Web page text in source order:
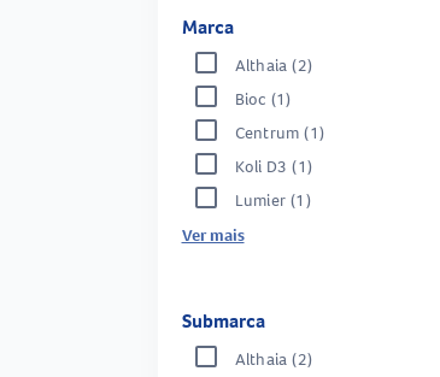
Marca
Althaia (2)
Bioc (1)
Centrum (1)
Koli D3 (1)
Lumier (1)
Ver mais
Submarca
Althaia (2)